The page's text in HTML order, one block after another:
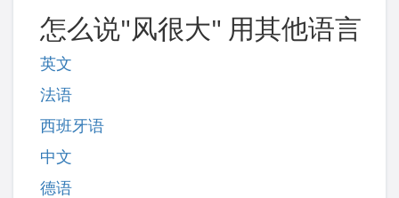
怎么说"风很大" 用其他语言
英文
法语
西班牙语
中文
德语